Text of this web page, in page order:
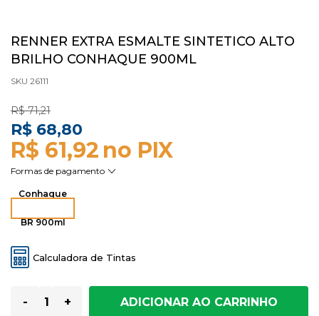
RENNER EXTRA ESMALTE SINTETICO ALTO
BRILHO CONHAQUE 900ML
SKU 26111
R$ 71,21
R$ 68,80
R$ 61,92
Conhaque
BR 900ml
Calculadora de Tintas
- +